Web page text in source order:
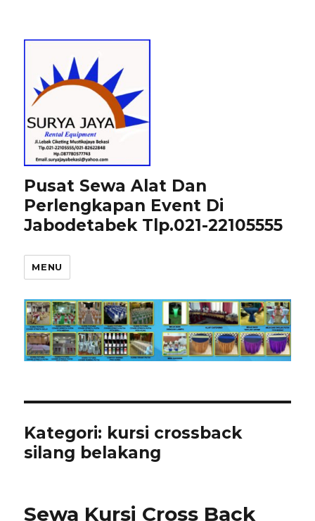
Pusat Sewa Alat Dan
Perlengkapan Event Di
Jabodetabek Tlp.021-22105555
MENU
Kategori: kursi crossback
silang belakang
Sewa Kursi Cross Back